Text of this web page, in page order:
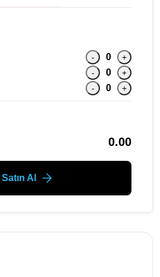
- 0 +
- 0 +
- 0 +
0.00
Satın Al